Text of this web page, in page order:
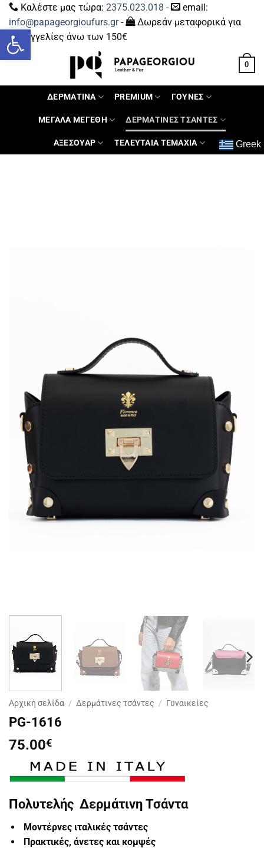
Ανοίξτε τη γραμμή εργαλείων
Καλέστε μας τώρα: 2375.023.018 -
email:
info@papageorgioufurs.gr-
Δωρεάν μεταφορικά για
παραγγελίες άνω των 150€
0
ΔΕΡΜΑΤΙΝΑ PREMIUM ΓΟΥΝΕΣ
ΜΕΓΑΛΑ ΜΕΓΕΘΗ ΔΕΡΜΑΤΙΝΕΣ ΤΣΑΝΤΕΣ
ΑΞΕΣΟΥΑΡ ΤΕΛΕΥΤΑΙΑ ΤΕΜΑΧΙΑ Greek
Αρχική σελίδα / Δερμάτινες τσάντες / Γυναικείες
PG-1616
75.00€
Πολυτελής Δερμάτινη Τσάντα
Μοντέρνες ιταλικές τσάντες
Πρακτικές, άνετες και κομψές